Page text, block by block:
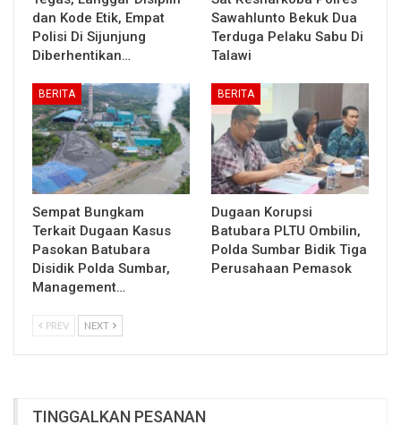
dan Kode Etik, Empat
Polisi Di Sijunjung
Diberhentikan…
Sawahlunto Bekuk Dua
Terduga Pelaku Sabu Di
Talawi
BERITA
Sempat Bungkam
Terkait Dugaan Kasus
Pasokan Batubara
Disidik Polda Sumbar,
Management…
BERITA
Dugaan Korupsi
Batubara PLTU Ombilin,
Polda Sumbar Bidik Tiga
Perusahaan Pemasok
PREV NEXT
TINGGALKAN PESANAN